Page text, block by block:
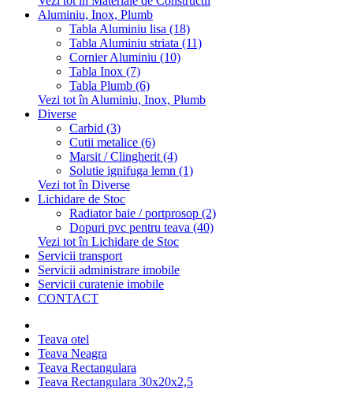
Aluminiu, Inox, Plumb
Tabla Aluminiu lisa (18)
Tabla Aluminiu striata (11)
Cornier Aluminiu (10)
Tabla Inox (7)
Tabla Plumb (6)
Vezi tot în Aluminiu, Inox, Plumb
Diverse
Carbid (3)
Cutii metalice (6)
Marsit / Clingherit (4)
Solutie ignifuga lemn (1)
Vezi tot în Diverse
Lichidare de Stoc
Radiator baie / portprosop (2)
Dopuri pvc pentru teava (40)
Vezi tot în Lichidare de Stoc
Servicii transport
Servicii administrare imobile
Servicii curatenie imobile
CONTACT
Teava otel
Teava Neagra
Teava Rectangulara
Teava Rectangulara 30x20x2,5